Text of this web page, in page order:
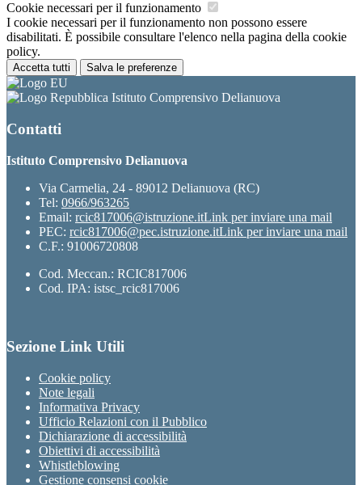
Cookie necessari per il funzionamento
I cookie necessari per il funzionamento non possono essere
disabilitati. È possibile consultare l'elenco nella pagina della cookie
policy.
Accetta tutti Salva le preferenze
Istituto Comprensivo Delianuova
Contatti
Istituto Comprensivo Delianuova
Via Carmelia, 24 - 89012 Delianuova (RC)
Tel: 0966/963265
Email: rcic817006@istruzione.itLink per inviare una mail
PEC: rcic817006@pec.istruzione.itLink per inviare una mail
C.F.: 91006720808
Cod. Meccan.: RCIC817006
Cod. IPA: istsc_rcic817006
Sezione Link Utili
Cookie policy
Note legali
Informativa Privacy
Ufficio Relazioni con il Pubblico
Dichiarazione di accessibilità
Obiettivi di accessibilità
Whistleblowing
Gestione consensi cookie